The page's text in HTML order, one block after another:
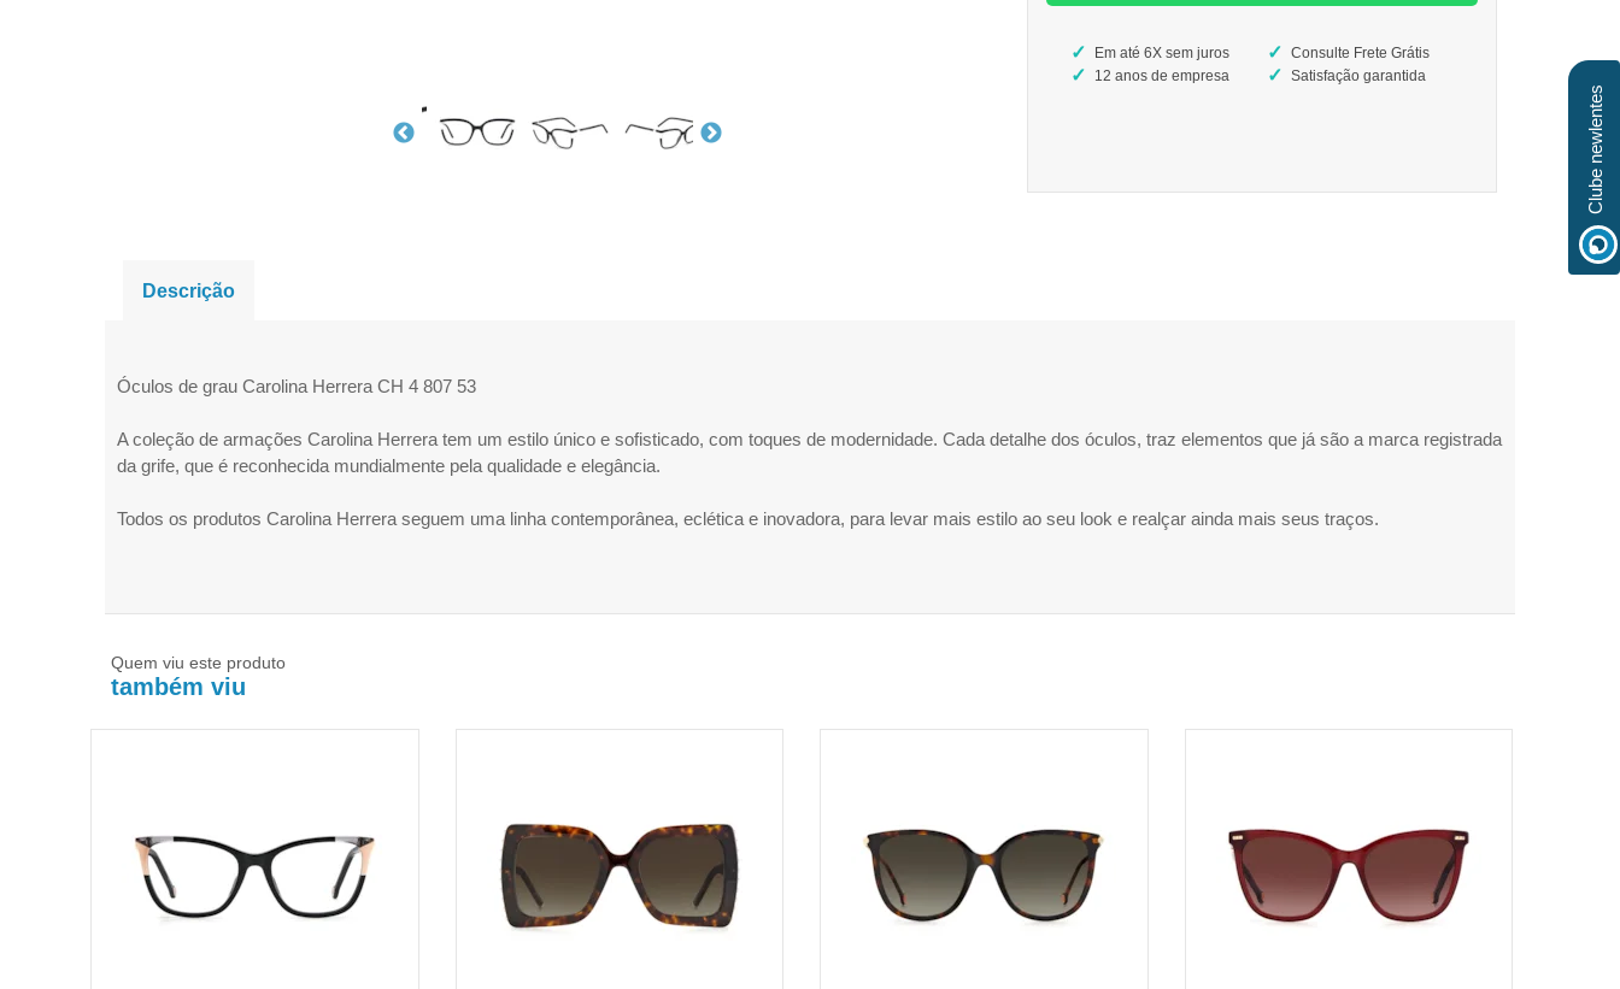
Em até 6X sem juros
12 anos de empresa
Consulte Frete Grátis
Satisfação garantida
Descrição
Óculos de grau Carolina Herrera CH 4 807 53
A coleção de armações Carolina Herrera tem um estilo único e sofisticado, com toques de modernidade. Cada detalhe dos óculos, traz elementos que já são a marca registrada
da grife, que é reconhecida mundialmente pela qualidade e elegância.
Todos os produtos Carolina Herrera seguem uma linha contemporânea, eclética e inovadora, para levar mais estilo ao seu look e realçar ainda mais seus traços.
Quem viu este produto
também viu
Clube newlentes